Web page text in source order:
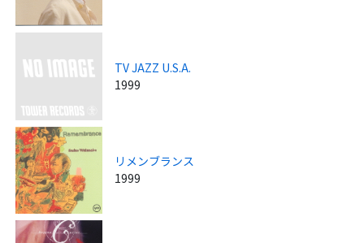
TV JAZZ U.S.A.
1999
リメンブランス
1999